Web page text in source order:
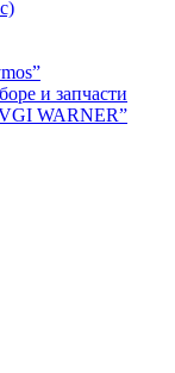
и запчасти
WARNER”